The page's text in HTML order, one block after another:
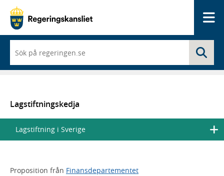
du
börjar
skriva
en
lista
med
sökförslag
Lagstiftningskedja
Lagstiftning i Sverige
Proposition från Finansdepartementet